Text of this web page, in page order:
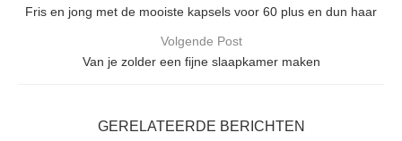
Fris en jong met de mooiste kapsels voor 60 plus en dun haar
Volgende Post
Van je zolder een fijne slaapkamer maken
GERELATEERDE BERICHTEN